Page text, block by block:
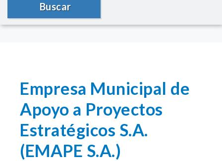
Buscar
Empresa Municipal de
Apoyo a Proyectos
Estratégicos S.A.
(EMAPE S.A.)